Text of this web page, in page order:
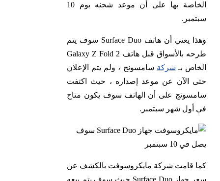
الخاصة بها على أن موعد شحنه يوم 10
سبتمبر.
وهذا يعني أن هاتف Surface Duo سوف يتم
طرحه بالأسواق قبل هاتف Galaxy Z Fold 2
الخاص بـ شركة سامسونج ، ولم يتم الإعلان
حتى الآن عن موعد إصداره ، حيث اكتفت
سامسونج على أن الهاتف سوف يكون متاح
في أول شهر سبتمبر.
كما قامت شركة مايكروسوفت بالكشف عن
سعر جهاز Surface Duo حيث سوف يتم بيعه